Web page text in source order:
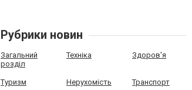
Рубрики новин
Загальний
розділ
Техніка Здоров'я
Туризм Нерухомість Транспорт